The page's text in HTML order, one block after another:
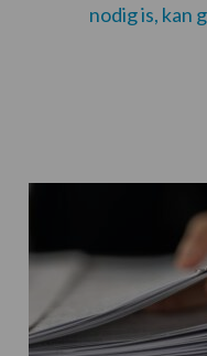
nodig is, kan